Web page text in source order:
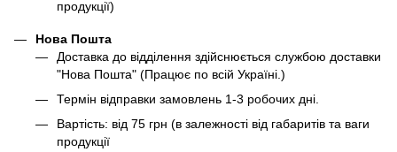
продукції)
Нова Пошта
Доставка до відділення здійснюється службою доставки
"Нова Пошта" (Працює по всій Україні.)
Термін відправки замовлень 1-3 робочих дні.
Вартість: від 75 грн (в залежності від габаритів та ваги
продукції